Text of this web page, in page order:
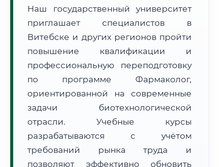
Почтовые индексы:
210000–210041
Часовой пояс:
UTC+3
Формат учебы:
Дистанционно
🗺️ Зона обслуживания: г. Витебск
Расчет логистики оригиналов:
• Маршрут транзита:
• Экспресс-доставка СДЭК / Почтой:5–7 рабочих дней
Наш государственный университет
приглашает специалистов в
Витебске и других регионов пройти
повышение квалификации и
профессиональную переподготовку
по программе Фармаколог,
ориентированной на современные
задачи биотехнологической
отрасли. Учебные курсы
разрабатываются с учётом
требований рынка труда и
позволяют эффективно обновить